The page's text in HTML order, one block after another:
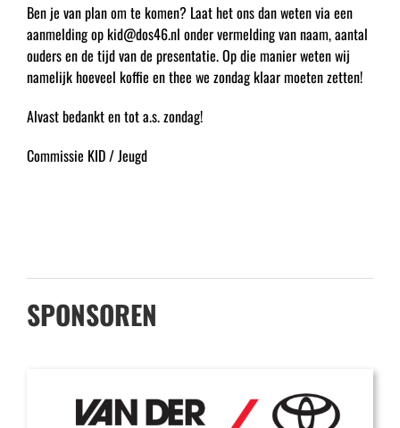
Ben je van plan om te komen? Laat het ons dan weten via een
aanmelding op kid@dos46.nl onder vermelding van naam, aantal
ouders en de tijd van de presentatie. Op die manier weten wij
namelijk hoeveel koffie en thee we zondag klaar moeten zetten!
Alvast bedankt en tot a.s. zondag!
Commissie KID / Jeugd
SPONSOREN